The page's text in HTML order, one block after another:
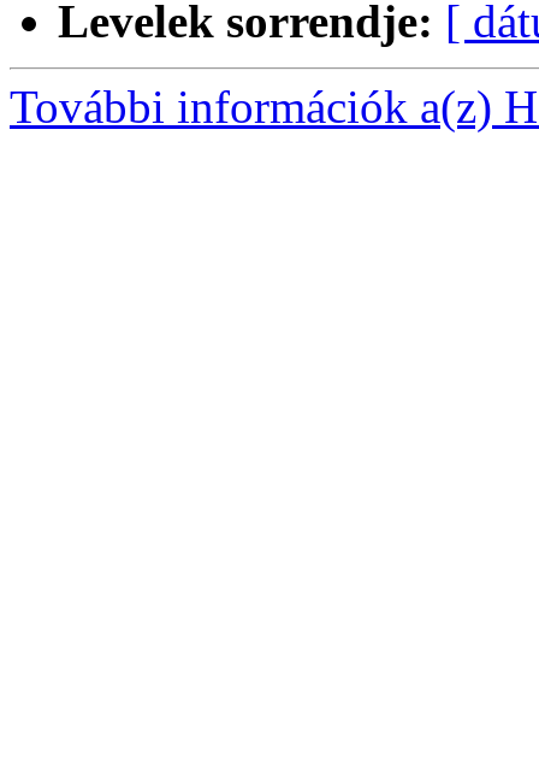
Levelek sorrendje: [
További információk a(z)